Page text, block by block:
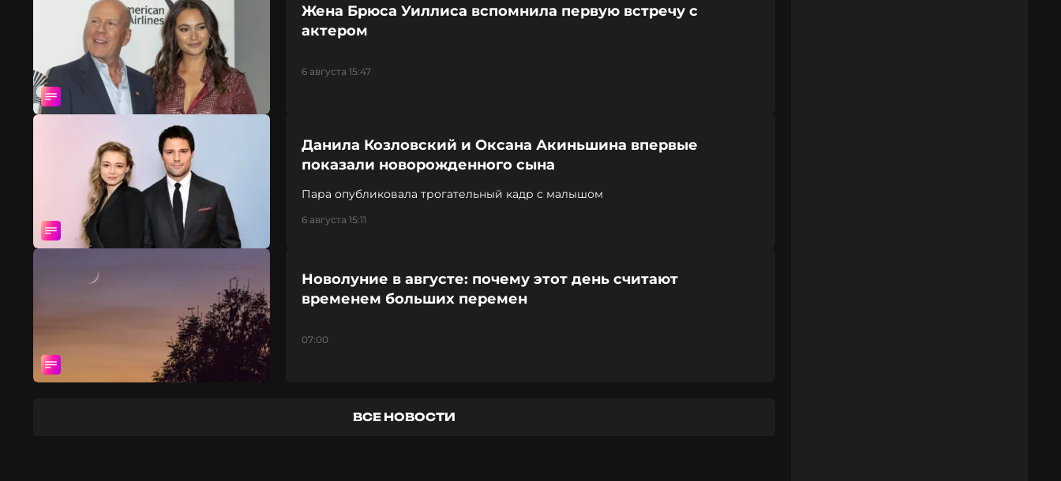
Жена Брюса Уиллиса вспомнила первую встречу с
актером
6 августа 15:47
Данила Козловский и Оксана Акиньшина впервые
показали новорожденного сына
Пара опубликовала трогательный кадр с малышом
6 августа 15:11
Новолуние в августе: почему этот день считают
временем больших перемен
07:00
ВСЕ НОВОСТИ